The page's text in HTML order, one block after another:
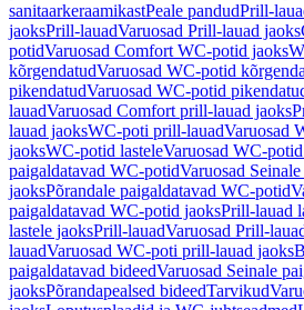
sanitaarkeraamikastPeale pandudPrill-
jaoksPrill-lauadVaruosad Prill-lauad jaoks
potidVaruosad Comfort WC-potid jaoks
kõrgendatudVaruosad WC-potid
pikendatudVaruosad WC-potid
lauadVaruosad Comfort prill-lauad jaoks
lauad jaoksWC-poti prill-lauadVaruosad
jaoksWC-potid lasteleVaruosad WC-
paigaldatavad WC-potidVaruosad
jaoksPõrandale paigaldatavad WC-potid
paigaldatavad WC-potid jaoksPrill-lauad
lastele jaoksPrill-lauadVaruosad Prill-
lauadVaruosad WC-poti prill-lauad jaoks
paigaldatavad bideedVaruosad Seinale
jaoksPõrandapealsed bideedTarvikud